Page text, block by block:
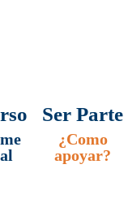
Ser Parte
¿Como
apoyar?